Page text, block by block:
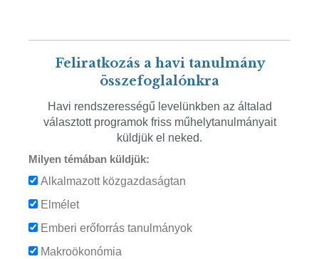
Feliratkozás a havi tanulmány
összefoglalónkra
Havi rendszerességű levelünkben az általad
választott programok friss műhelytanulmányait
küldjük el neked.
Milyen témában küldjük:
Alkalmazott közgazdaságtan
Elmélet
Emberi erőforrás tanulmányok
Makroökonómia